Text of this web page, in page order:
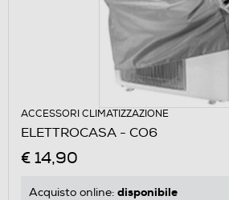
ACCESSORI CLIMATIZZAZIONE
ELETTROCASA - CO6
€ 14,90
Acquisto online: disponibile